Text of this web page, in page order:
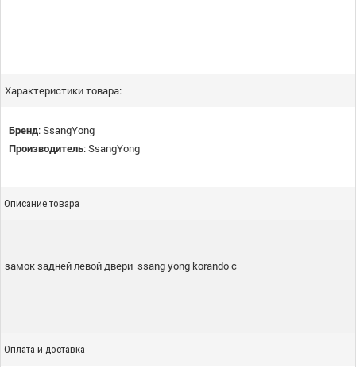
Характеристики товара:
Бренд:SsangYong
Производитель:SsangYong
Описание товара
замок задней левой двери ssang yong korando c
Оплата и доставка